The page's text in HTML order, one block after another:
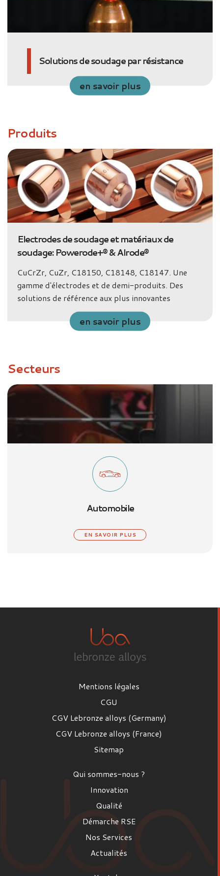
Solutions de soudage par résistance
en savoir plus
Produits
Electrodes de soudage et matériaux de
soudage: Powerode+® & Alrode®
CuCrZr, CuZr, C18150, C18148, C18147. Une
gamme d'électrodes et de demi-produits. Des
solutions de référence aux plus innovantes
en savoir plus
Secteurs
Automobile
EN SAVOIR PLUS
Mentions légales
CGU
CGV Lebronze alloys (Germany)
CGV Lebronze alloys (France)
Sitemap
Qui sommes-nous ?
Innovation
Qualité
Démarche RSE
Nos Services
Actualités